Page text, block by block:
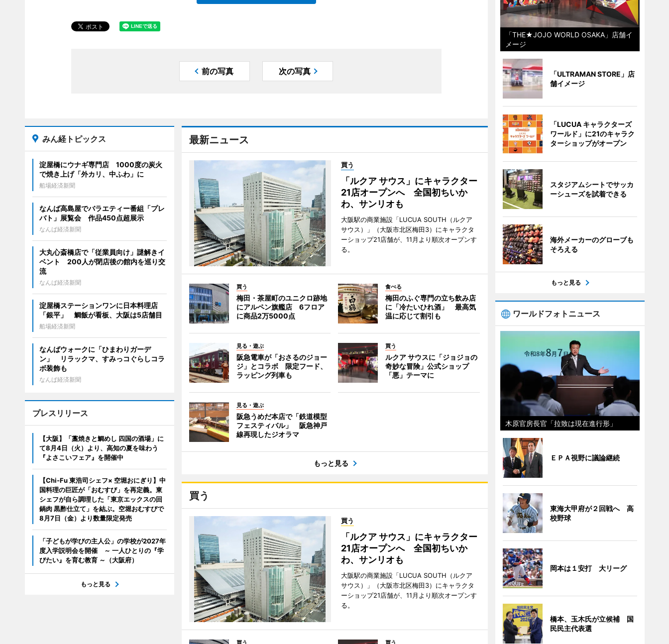
前の写真 次の写真
最新ニュース
買う
「ルクア サウス」にキャラクター
21店オープンへ 全国初ちいか
わ、サンリオも
大阪駅の商業施設「LUCUA SOUTH（ルクア
サウス）」（大阪市北区梅田3）にキャラクタ
ーショップ21店舗が、11月より順次オープンす
る。
買う
梅田・茶屋町のユニクロ跡地
にアルペン旗艦店 6フロア
に商品2万5000点
食べる
梅田のふぐ専門の立ち飲み店
に「冷たいひれ酒」 最高気
温に応じて割引も
見る・遊ぶ
阪急電車が「おさるのジョー
ジ」とコラボ 限定フード、
ラッピング列車も
買う
ルクア サウスに「ジョジョの
奇妙な冒険」公式ショップ
「悪」テーマに
見る・遊ぶ
阪急うめだ本店で「鉄道模型
フェスティバル」 阪急神戸
線再現したジオラマ
もっと見る
買う
買う
「ルクア サウス」にキャラクター
21店オープンへ 全国初ちいか
わ、サンリオも
大阪駅の商業施設「LUCUA SOUTH（ルクア
サウス）」（大阪市北区梅田3）にキャラクタ
ーショップ21店舗が、11月より順次オープンす
る。
買う 買う
みん経トピックス
淀屋橋にウナギ専門店 1000度の炭火
で焼き上げ「外カリ、中ふわ」に
船場経済新聞
なんば高島屋でバラエティー番組「プレ
バト」展覧会 作品450点超展示
なんば経済新聞
大丸心斎橋店で「従業員向け」謎解きイ
ベント 200人が閉店後の館内を巡り交
流
なんば経済新聞
淀屋橋ステーションワンに日本料理店
「銀平」 鯛飯が看板、大阪は5店舗目
船場経済新聞
なんばウォークに「ひまわりガーデ
ン」 リラックマ、すみっコぐらしコラ
ボ装飾も
なんば経済新聞
プレスリリース
【大阪】「藁焼きと鯛めし 四国の酒場」に
て8月4日（火）より、高知の夏を味わう
『よさこいフェア』を開催中
【Chi-Fu 東浩司シェフ× 空堀おにぎり】中
国料理の巨匠が「おむすび」を再定義。東
シェフが自ら調理した「東京エックスの回
鍋肉 黒酢仕立て」を結ぶ。空堀おむすびで
8月7日（金）より数量限定発売
「子どもが学びの主人公」の学校が2027年
度入学説明会を開催 ～ 一人ひとりの『学
びたい』を育む教育 ～（大阪府）
もっと見る
「THE★JOJO WORLD OSAKA」店舗イ
メージ
「ULTRAMAN STORE」店
舗イメージ
「LUCUA キャラクターズ
ワールド」に21のキャラク
ターショップがオープン
スタジアムシートでサッカ
ーシューズを試着できる
海外メーカーのグローブも
そろえる
もっと見る
ワールドフォトニュース
木原官房長官「拉致は現在進行形」
ＥＰＡ視野に議論継続
東海大甲府が２回戦へ 高
校野球
岡本は１安打 大リーグ
橋本、玉木氏が立候補 国
民民主代表選